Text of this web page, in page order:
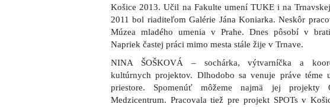
Košice 2013. Učil na Fakulte umení TUKE i na
2011 bol riaditeľom Galérie Jána Koniarka. Neskôr
Múzea mladého umenia v Prahe. Dnes pôsobí v
Napriek častej práci mimo mesta stále žije v Trnave.
NINA ŠOŠKOVÁ – sochárka, výtvarníčka a
kultúrnych projektov. Dlhodobo sa venuje práve téme
priestore. Spomenúť môžeme najmä jej projekty
Medzicentrum. Pracovala tiež pre projekt SPOTs v